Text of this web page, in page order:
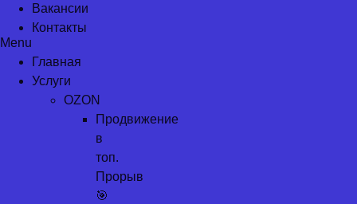
Вакансии
Контакты
Menu
Главная
Услуги
OZON
Продвижение
в
топ.
Прорыв
🎯